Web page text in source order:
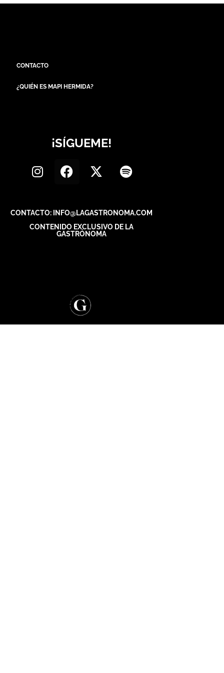
CONTACTO
¿QUIÉN ES MAPI HERMIDA?
¡SÍGUEME!
CONTACTO: INFO@LAGASTRONOMA.COM
CONTENIDO EXCLUSIVO DE LA
GASTRÓNOMA